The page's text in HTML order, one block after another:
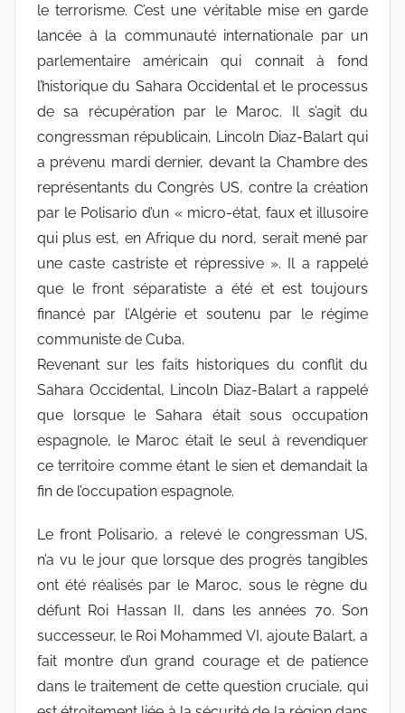
le terrorisme. C’est une véritable mise en garde
lancée à la communauté internationale par un
parlementaire américain qui connait à fond
l’historique du Sahara Occidental et le processus
de sa récupération par le Maroc. Il s’agit du
congressman républicain, Lincoln Diaz-Balart qui
a prévenu mardi dernier, devant la Chambre des
représentants du Congrès US, contre la création
par le Polisario d’un « micro-état, faux et illusoire
qui plus est, en Afrique du nord, serait mené par
une caste castriste et répressive ». Il a rappelé
que le front séparatiste a été et est toujours
financé par l’Algérie et soutenu par le régime
communiste de Cuba.
Revenant sur les faits historiques du conflit du
Sahara Occidental, Lincoln Diaz-Balart a rappelé
que lorsque le Sahara était sous occupation
espagnole, le Maroc était le seul à revendiquer
ce territoire comme étant le sien et demandait la
fin de l’occupation espagnole.
Le front Polisario, a relevé le congressman US,
n’a vu le jour que lorsque des progrès tangibles
ont été réalisés par le Maroc, sous le règne du
défunt Roi Hassan II, dans les années 70. Son
successeur, le Roi Mohammed VI, ajoute Balart, a
fait montre d’un grand courage et de patience
dans le traitement de cette question cruciale, qui